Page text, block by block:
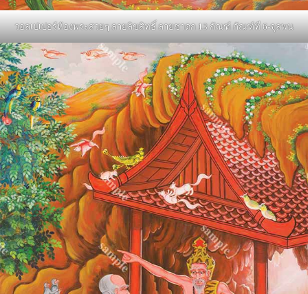
วอลเปเปอร์ห้องพระสวยๆ ลายลิขสิทธิ์ ลายชาดก 13 กัณฑ์ กัณฑ์ที่ 6-จุลพน